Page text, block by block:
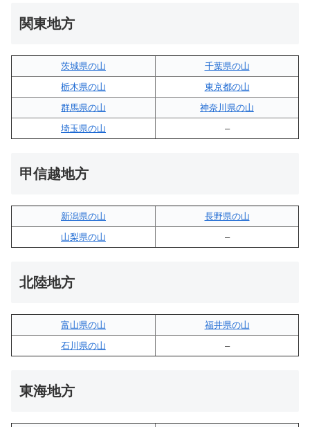
関東地方
茨城県の山
千葉県の山
栃木県の山
東京都の山
群馬県の山
神奈川県の山
埼玉県の山
–
甲信越地方
新潟県の山
長野県の山
山梨県の山
–
北陸地方
富山県の山
福井県の山
石川県の山
–
東海地方